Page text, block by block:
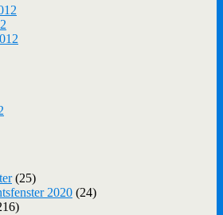
(25)
2020 (24)